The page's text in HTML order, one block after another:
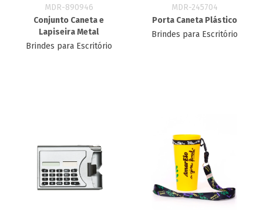
MDR-890946
Conjunto Caneta e
Lapiseira Metal
Brindes para Escritório
MDR-245704
Porta Caneta Plástico
Brindes para Escritório